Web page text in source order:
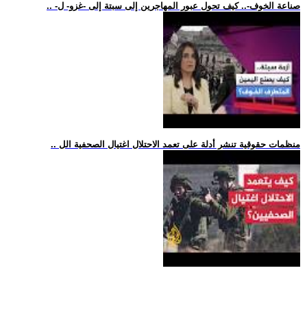
.. -صناعة الخوف-.. كيف تحول عبور المهاجرين إلى سبتة إلى -غزو- ل
.. منظمات حقوقية تنشر أدلة على تعمد الاحتلال اغتيال الصحفية الل